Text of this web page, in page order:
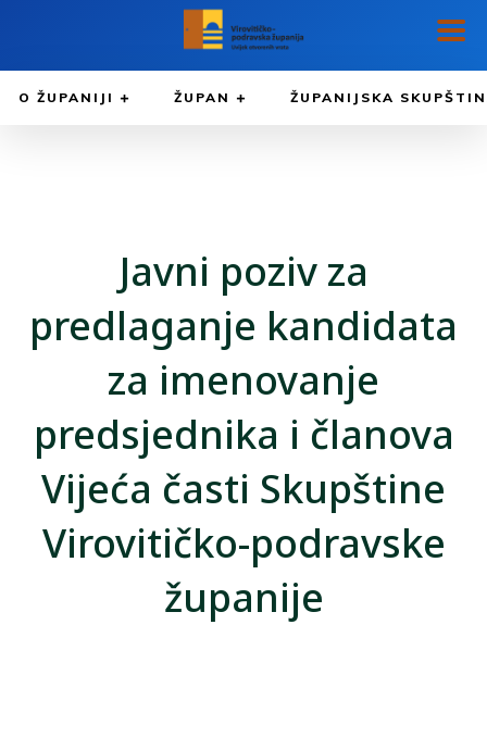
O ŽUPANIJI ŽUPAN ŽUPANIJSKA
Javni poziv za
predlaganje kandidata
za imenovanje
predsjednika i članova
Vijeća časti Skupštine
Virovitičko-podravske
županije